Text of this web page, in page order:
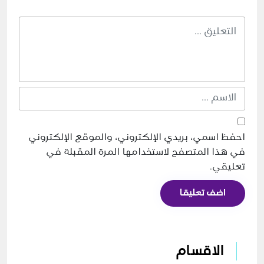
احفظ اسمي، بريدي الإلكتروني، والموقع الإلكتروني
في هذا المتصفح لاستخدامها المرة المقبلة في
تعليقي.
اضف تعليقا
الاقسام